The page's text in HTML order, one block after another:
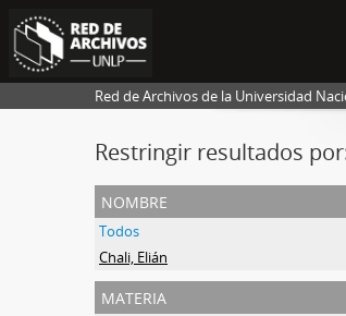
Red de Archivos de la Universidad
Restringir resultados
nombre
Todos
Chali, Elián
materia